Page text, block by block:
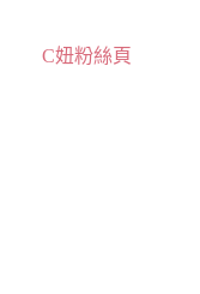
C妞粉絲頁